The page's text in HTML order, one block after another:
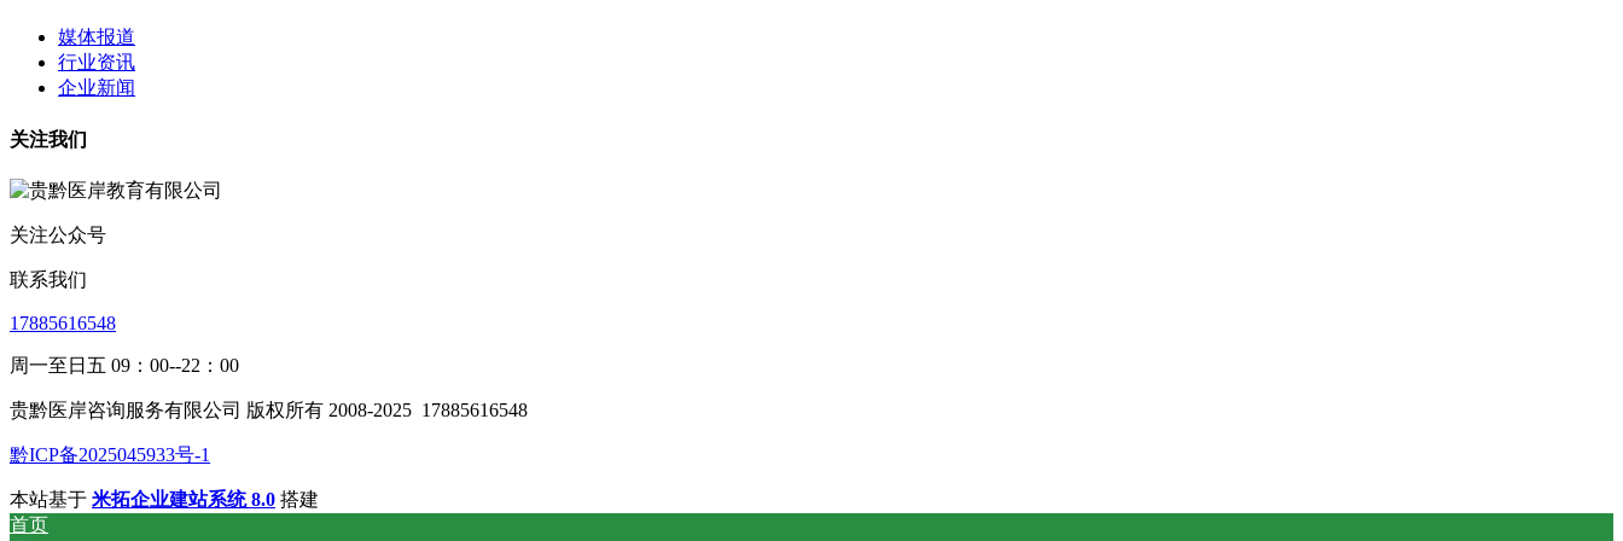
媒体报道
行业资讯
企业新闻
关注我们
关注公众号
联系我们
17885616548
周一至日五 09：00--22：00
贵黔医岸咨询服务有限公司 版权所有 2008-2025 17885616548
黔ICP备2025045933号-1
本站基于 米拓企业建站系统 8.0 搭建
首页